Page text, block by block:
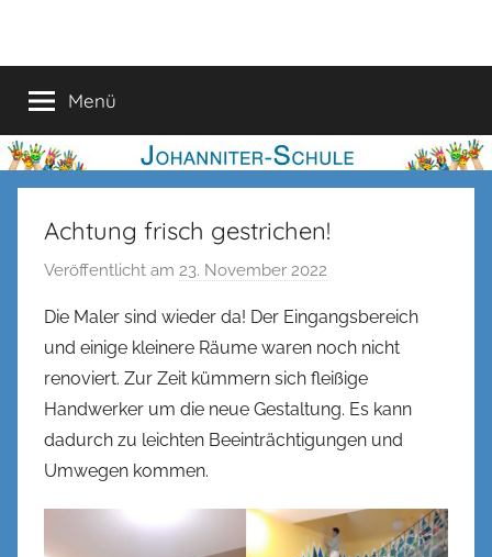
Schule
Menü
Achtung frisch gestrichen!
Veröffentlicht am 23. November 2022
n
n
e
n
k
Die Maler sind wieder da! Der Eingangsbereich
und einige kleinere Räume waren noch nicht
renoviert. Zur Zeit kümmern sich fleißige
Handwerker um die neue Gestaltung. Es kann
dadurch zu leichten Beeinträchtigungen und
Umwegen kommen.